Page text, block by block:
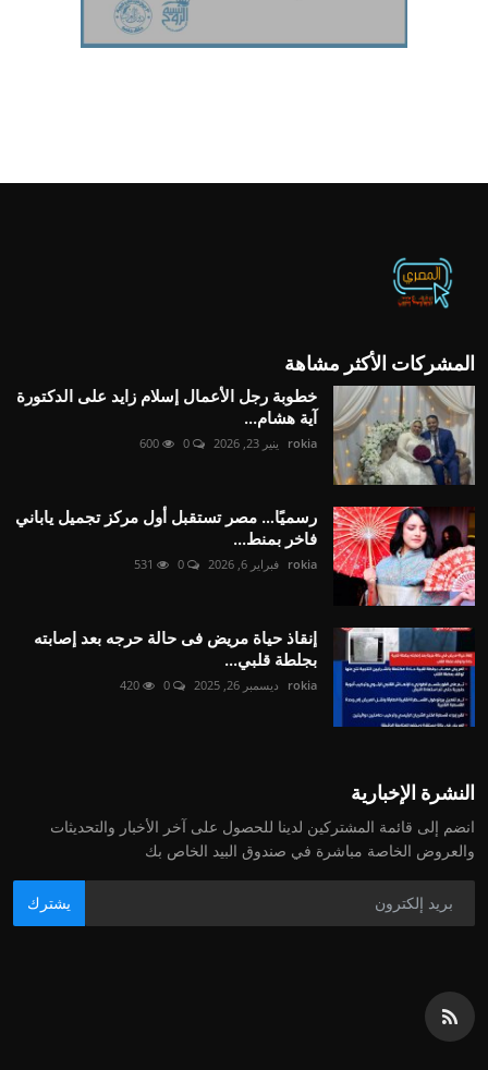
المشركات الأكثر مشاهة
خطوبة رجل الأعمال إسلام زايد على الدكتورة
آية هشام...
rokia ينير 23, 2026
رسميًا… مصر تستقبل أول مركز تجميل ياباني
فاخر بمنط...
rokia فبراير 6, 2026
إنقاذ حياة مريض فى حالة حرجه بعد إصابته
بجلطة قلبي...
rokia ديسمبر 26, 2025
النشرة الإخبارية
انضم إلى قائمة المشتركين لدينا للحصول على آخر الأخبار والتحديثات
والعروض الخاصة مباشرة في صندوق البيد الخاص بك
يشترك